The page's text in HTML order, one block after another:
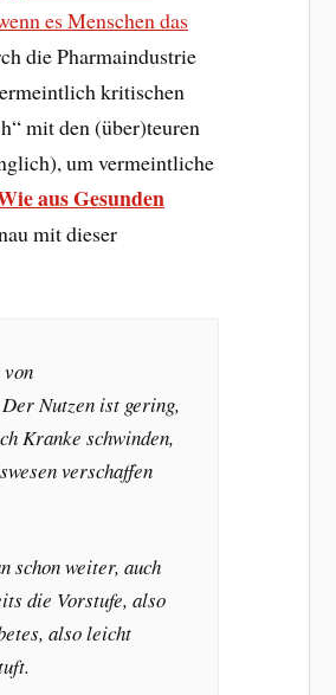
es Menschen das
die Pharmaindustrie
kritischen
mit den (über)teuren
um vermeintliche
aus Gesunden
mit dieser
Nutzen ist gering,
Kranke schwinden,
verschaffen
weiter, auch
die Vorstufe, also
also leicht